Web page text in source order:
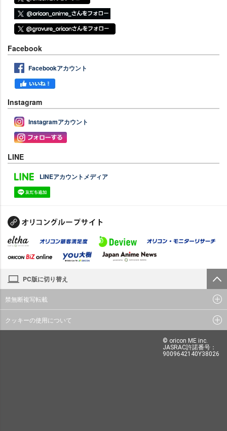
Facebook
Facebookアカウント
Instagram
Instagramアカウント
LINE
LINEアカウントメディア
PC版に切り替え
禁無断複写転載
クッキーの使用について
© oricon ME inc.
JASRAC許諾番号：
9009642140Y38026